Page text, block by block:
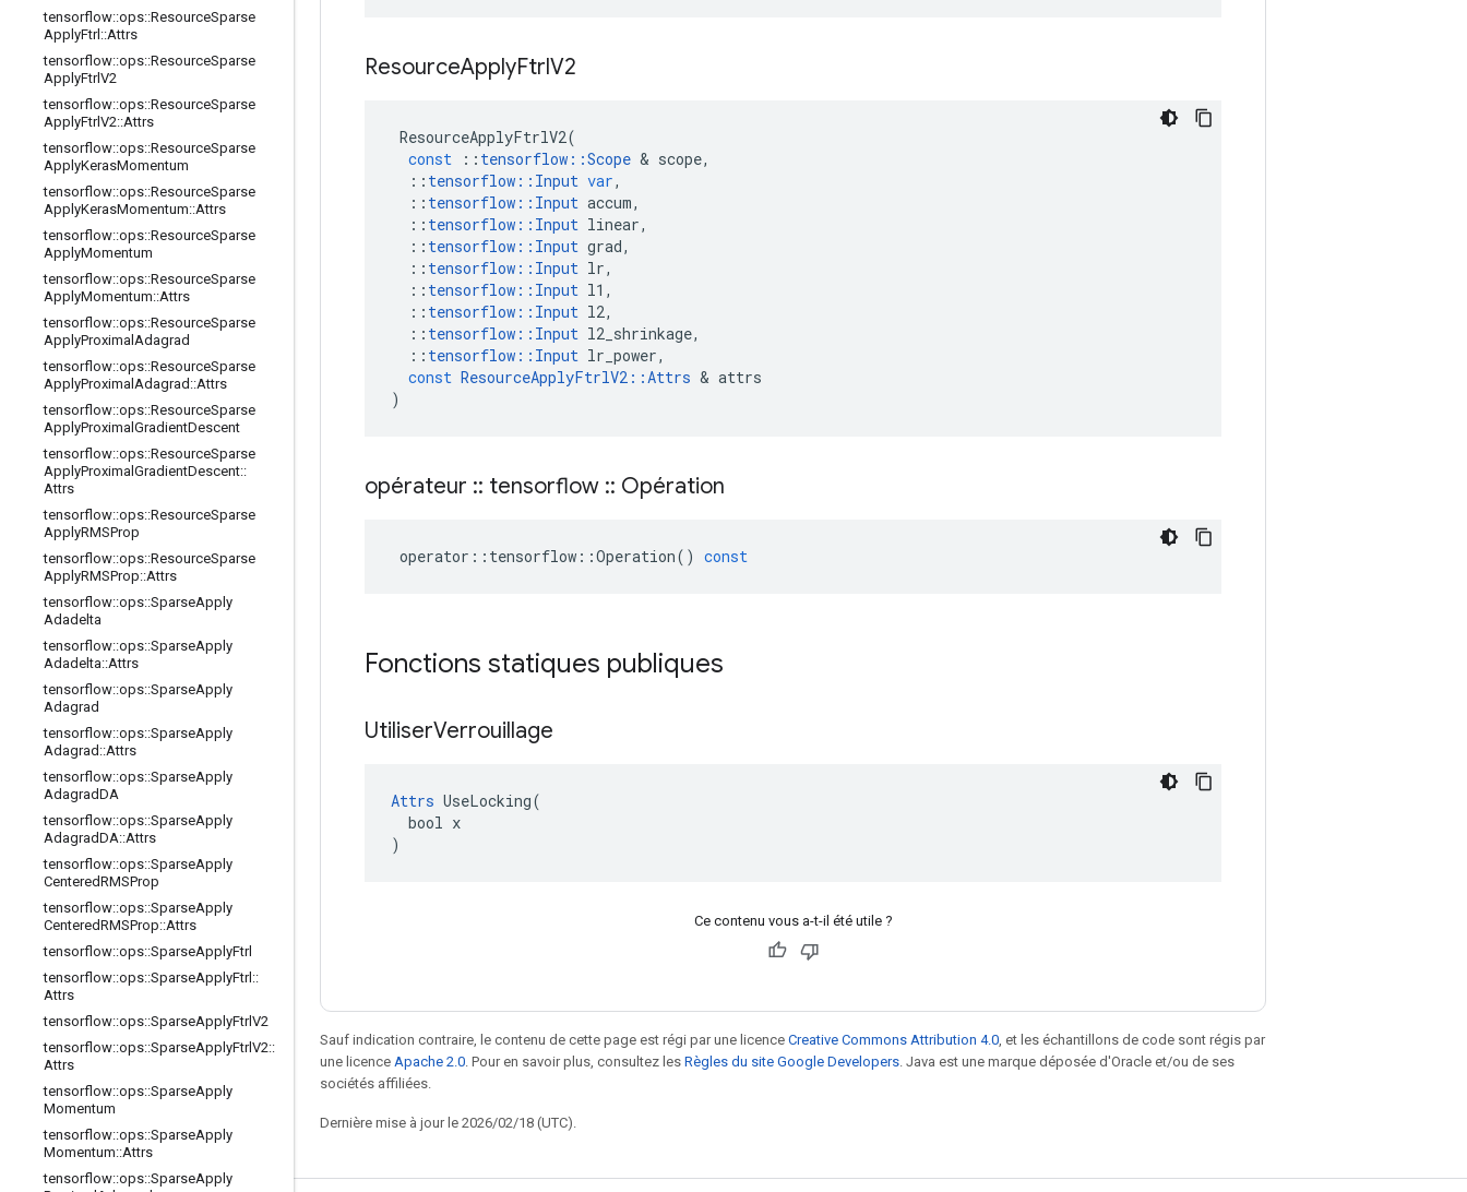
tensorflow::ops::ResourceSparse
ApplyFtrl ::Attrs
tensorflow::ops::ResourceSparse
ApplyFtrlV2
tensorflow::ops::ResourceSparse
ApplyFtrlV2::Attrs
tensorflow::ops::ResourceSparse
ApplyKerasMomentum
tensorflow::ops::ResourceSparse
ApplyKerasMomentum::Attrs
tensorflow::ops::ResourceSparse
ApplyMomentum
tensorflow::ops::ResourceSparse
ApplyMomentum::Attrs
tensorflow::ops::ResourceSparse
ApplyProximal Adagrad
tensorflow::ops::ResourceSparse
ApplyProximal Adagrad ::Attrs
tensorflow::ops::ResourceSparse
ApplyProximal GradientDescent
tensorflow::ops::ResourceSparse
ApplyProximal GradientDescent::
Attrs
tensorflow::ops::ResourceSparse
ApplyRMSProp
tensorflow::ops::ResourceSparse
ApplyRMSProp::Attrs
tensorflow::ops::SparseApply
Adadelta
tensorflow::ops::SparseApply
Adadelta::Attrs
tensorflow::ops::SparseApply
Adagrad
tensorflow::ops::SparseApply
Adagrad ::Attrs
tensorflow::ops::SparseApply
AdagradDA
tensorflow::ops::SparseApply
AdagradDA::Attrs
tensorflow::ops::SparseApply
CenteredRMSProp
tensorflow::ops::SparseApply
CenteredRMSProp::Attrs
tensorflow::ops::SparseApplyFtrl
tensorflow::ops::SparseApplyFtrl ::
Attrs
tensorflow::ops::SparseApplyFtrlV2
tensorflow::ops::SparseApplyFtrlV2::
Attrs
tensorflow::ops::SparseApply
Momentum
tensorflow::ops::SparseApply
Momentum::Attrs
tensorflow::ops::SparseApply
ResourceApplyFtrlV2
ResourceApplyFtrlV2(
const
:: tensorflow ::Scope & scope,
:: tensorflow :: Input var,
:: tensorflow :: Input accum,
:: tensorflow :: Input linear,
:: tensorflow :: Input grad,
:: tensorflow :: Input lr,
:: tensorflow :: Input l1 ,
:: tensorflow :: Input l2,
:: tensorflow :: Input l2_shrinkage,
:: tensorflow :: Input lr_power,
const ResourceApplyFtrlV2 ::Attrs & attrs
)
opérateur :: tensorflow :: Opération
operator :: tensorflow ::Operation() const
Fonctions statiques publiques
UtiliserVerrouillage
Attrs UseLocking(
  bool x
)
Ce contenu vous a-t-il été utile ?
Sauf indication contraire, le contenu de cette page est régi par une licence Creative Commons Attribution 4.0 , et les échantillons de code sont régis par
une licence Apache 2.0 . Pour en savoir plus, consultez les Règles du site Google Developers . Java est une marque déposée d'Oracle et/ou de ses
sociétés affiliées.
Dernière mise à jour le 2026/02/18 (UTC).